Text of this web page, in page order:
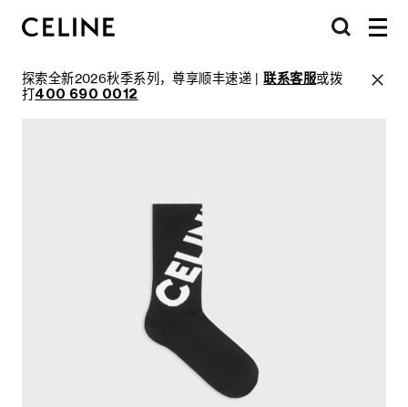
探索全新2026秋季系列，尊享顺丰速递 |联系客服或拨
打400 690 0012